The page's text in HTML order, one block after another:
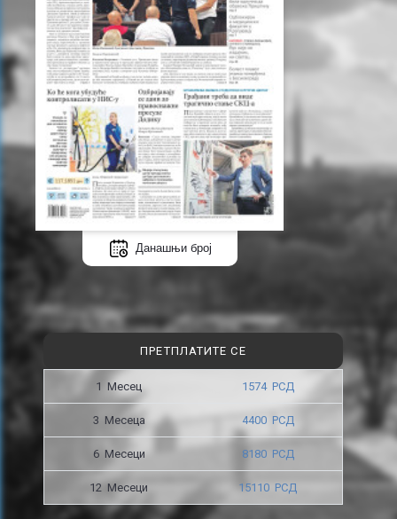
Данашњи број
ПРЕТПЛАТИТЕ СЕ
1 Месец 1574 РСД
3 Месецa 4400 РСД
6 Месеци 8180 РСД
12 Месеци 15110 РСД